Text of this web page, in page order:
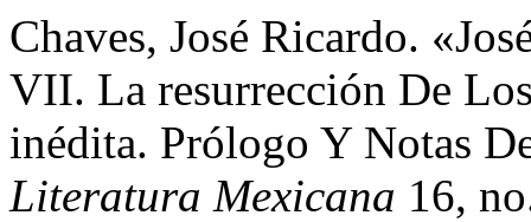
Chaves, José Ricardo.
VII. La resurrección De
inédita. Prólogo Y Notas
Literatura Mexicana 16,